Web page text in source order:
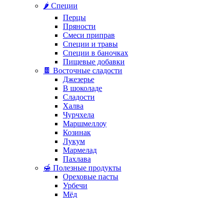
🌶️ Специи
Перцы
Пряности
Смеси приправ
Специи и травы
Специи в баночках
Пищевые добавки
🍫 Восточные сладости
Джезерье
В шоколаде
Сладости
Халва
Чурчхела
Маршмеллоу
Козинак
Лукум
Мармелад
Пахлава
🍯 Полезные продукты
Ореховые пасты
Урбечи
Мёд